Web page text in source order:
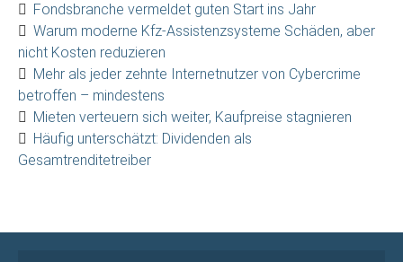
Fondsbranche vermeldet guten Start ins Jahr
Warum moderne Kfz-Assistenzsysteme Schäden, aber
nicht Kosten reduzieren
Mehr als jeder zehnte Internetnutzer von Cybercrime
betroffen – mindestens
Mieten verteuern sich weiter, Kaufpreise stagnieren
Häufig unterschätzt: Dividenden als
Gesamtrenditetreiber